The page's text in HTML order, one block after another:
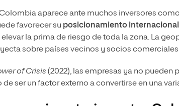
aparece ante muchos inversores
favorecer su posicionamiento internacional
la prima de riesgo de toda la zona. La
sobre países vecinos y socios
of Crisis (2022), las empresas ya no pueden
ser un factor externo a convertirse en una